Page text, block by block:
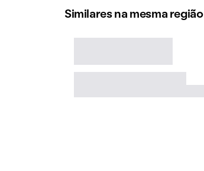
Similares na mesma região